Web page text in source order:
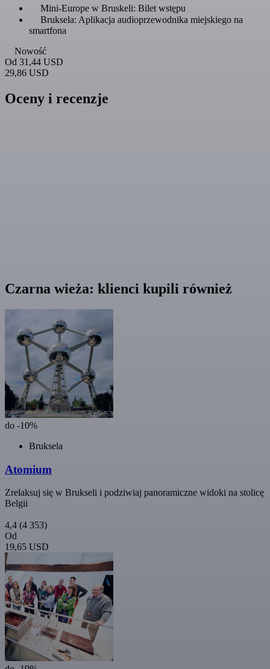
Mini-Europe w Bruskeli: Bilet wstępu
Bruksela: Aplikacja audioprzewodnika miejskiego na
smartfona
Nowość
Od 31,44 USD
29,86 USD
Oceny i recenzje
Czarna wieża: klienci kupili również
do -10%
Bruksela
Atomium
Zrelaksuj się w Brukseli i podziwiaj panoramiczne widoki na stolicę
Belgii
4,4 (4 353)
Od
19,65 USD